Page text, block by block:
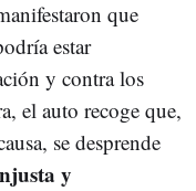
que
estar
y contra los
el auto recoge que,
se desprende
y